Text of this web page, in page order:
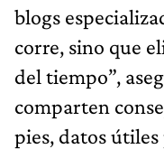
blogs
corre, sino que
del tiempo”,
comparten
pies, datos